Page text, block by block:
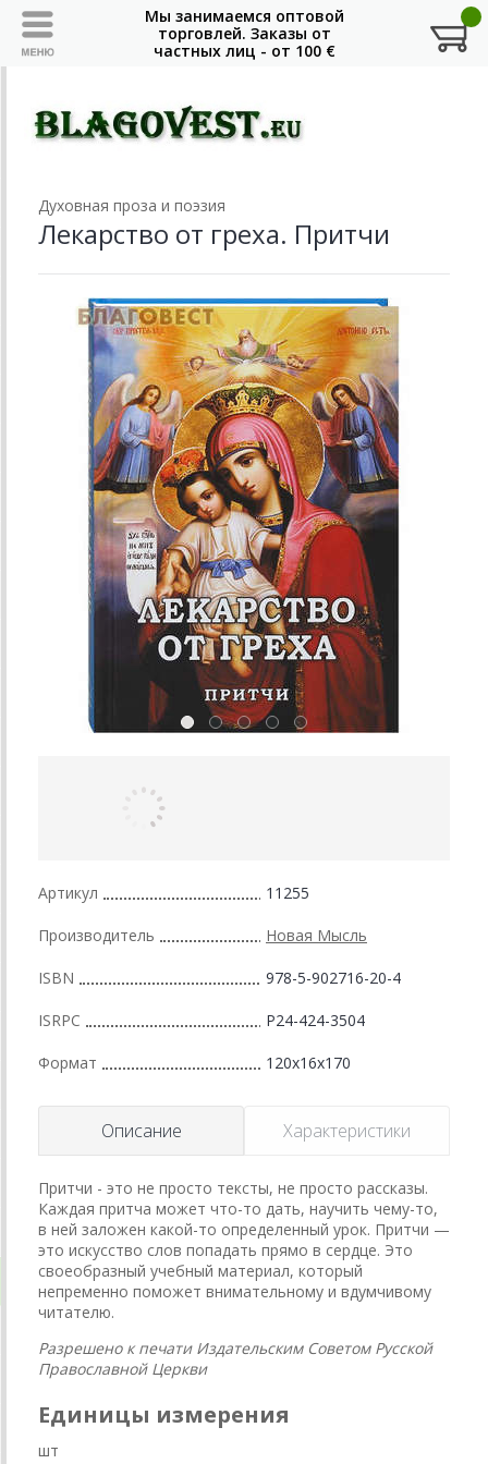
Духовная проза и поэзия
Лекарство от греха. Притчи
Артикул 11255
Производитель Новая Мысль
ISBN 978-5-902716-20-4
ISRPC Р24-424-3504
Формат 120x16x170
Описание Характеристики
Притчи - это не просто тексты, не просто рассказы.
Каждая притча может что-то дать, научить чему-то,
в ней заложен какой-то определенный урок. Притчи —
это искусство слов попадать прямо в сердце. Это
своеобразный учебный материал, который
непременно поможет внимательному и вдумчивому
читателю.
Разрешено к печати Издательским Советом Русской
Православной Церкви
Единицы измерения
шт